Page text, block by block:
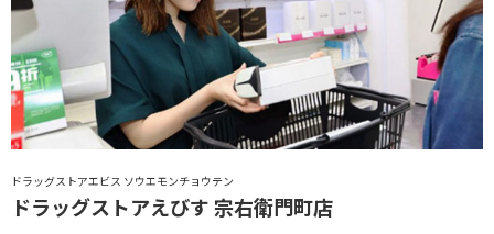
ドラッグストアエビス ソウエモンチョウテン
ドラッグストアえびす 宗右衛門町店